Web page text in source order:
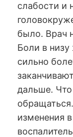
слабости и
было. Врач
Боли в
сильно
дальше.
изменения